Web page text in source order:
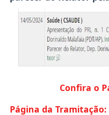
Confira o
Página da Tramitação: